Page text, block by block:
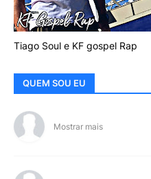
Tiago Soul e KF gospel Rap
QUEM SOU EU
Mostrar mais